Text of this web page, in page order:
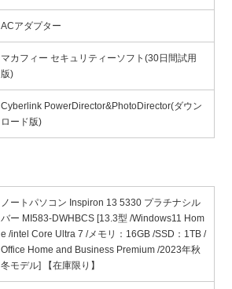
ACアダプター
マカフィー セキュリティーソフト(30日間試用
版)
Cyberlink PowerDirector&PhotoDirector(ダウン
ロード版)
ノートパソコン Inspiron 13 5330 プラチナシル
バー MI583-DWHBCS [13.3型 /Windows11 Hom
e /intel Core Ultra 7 /メモリ：16GB /SSD：1TB /
Office Home and Business Premium /2023年秋
冬モデル] 【在庫限り】